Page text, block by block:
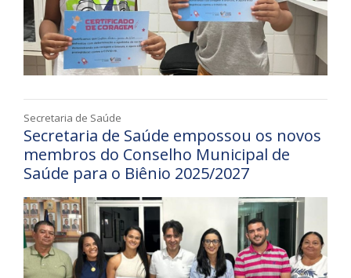
Secretaria de Saúde
Secretaria de Saúde empossou os novos
membros do Conselho Municipal de
Saúde para o Biênio 2025/2027